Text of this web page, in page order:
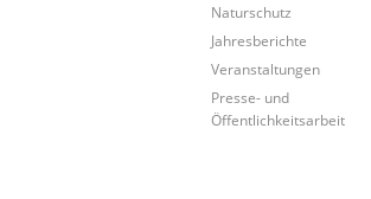
Naturschutz
Jahresberichte
Veranstaltungen
Presse- und
Öffentlichkeitsarbeit